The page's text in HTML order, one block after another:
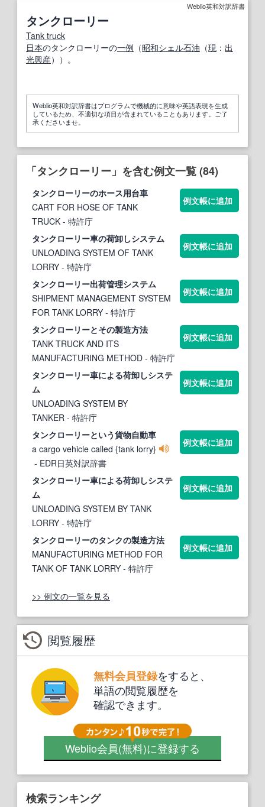
Weblio英和対訳辞書
タンクローリー
Tank truck
日本のタンクローリーの一例 （昭和シェル石油 （現 ： 出
光興産））。
Weblio英和対訳辞書はプログラムで機械的に意味や英語表現を生成
しているため、不適切な項目が含まれていることもあります。ご了
承くださいませ。
「タンクローリー」を含む例文一覧 (84)
タンクローリーのホース用台車
CART FOR HOSE OF TANK
TRUCK - 特許庁
例文帳に追加
タンクローリー車の荷卸しシステム
UNLOADING SYSTEM OF TANK
LORRY - 特許庁
例文帳に追加
タンクローリー出荷管理システム
SHIPMENT MANAGEMENT SYSTEM
FOR TANK LORRY - 特許庁
例文帳に追加
タンクローリーとその製造方法
TANK TRUCK AND ITS
MANUFACTURING METHOD - 特許庁
例文帳に追加
タンクローリー車による荷卸しシステ
ム
UNLOADING SYSTEM BY
TANKER - 特許庁
例文帳に追加
タンクローリーという貨物自動車
a cargo vehicle called {tank lorry}
- EDR日英対訳辞書
例文帳に追加
タンクローリー車による荷卸しシステ
ム
UNLOADING SYSTEM BY TANK
LORRY - 特許庁
例文帳に追加
タンクローリーのタンクの製造方法
MANUFACTURING METHOD FOR
TANK OF TANK LORRY - 特許庁
例文帳に追加
>> 例文の一覧を見る
閲覧履歴
無料会員登録をすると、
単語の閲覧履歴を
確認できます。
Weblio会員(無料)に登録する
検索ランキング